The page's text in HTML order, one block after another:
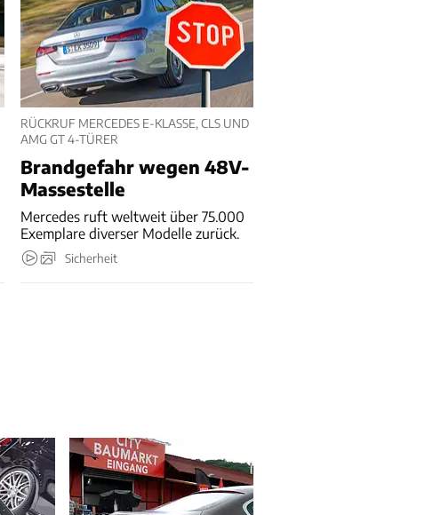
RÜCKRUF MERCEDES E-KLASSE, CLS UND
AMG GT 4-TÜRER
Brandgefahr wegen 48V-
Massestelle
Mercedes ruft weltweit über 75.000
Exemplare diverser Modelle zurück.
Sicherheit